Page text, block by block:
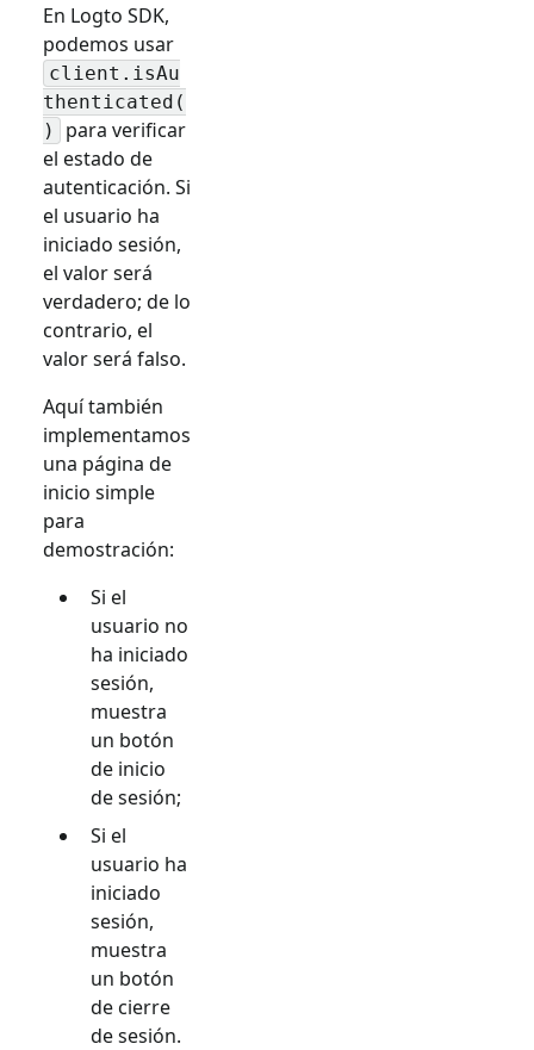
En Logto SDK,
podemos usar
client.isAu
thenticated(
)
para verificar
el estado de
autenticación. Si
el usuario ha
iniciado sesión,
el valor será
verdadero; de lo
contrario, el
valor será falso.
Aquí también
implementamos
una página de
inicio simple
para
demostración:
Si el
usuario no
ha iniciado
sesión,
muestra
un botón
de inicio
de sesión;
Si el
usuario ha
iniciado
sesión,
muestra
un botón
de cierre
de sesión.